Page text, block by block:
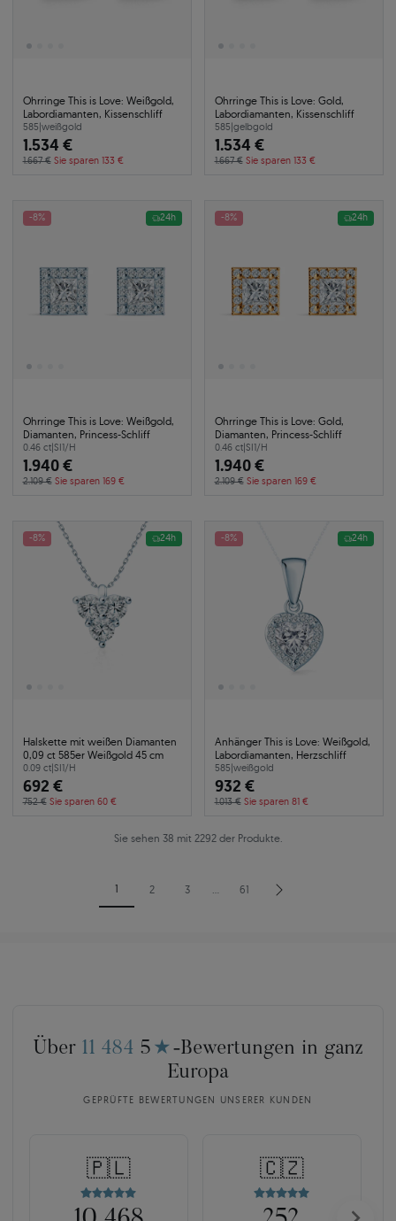
Ohrringe This is Love: Weißgold,
Labordiamanten, Kissenschliff
585|weißgold
1.534 €
1.667 € Sie sparen 133 €
Ohrringe This is Love: Gold,
Labordiamanten, Kissenschliff
585|gelbgold
1.534 €
1.667 € Sie sparen 133 €
-8% 24h
Ohrringe This is Love: Weißgold,
Diamanten, Princess-Schliff
0.46 ct|SI1/H
1.940 €
2.109 € Sie sparen 169 €
-8% 24h
Ohrringe This is Love: Gold,
Diamanten, Princess-Schliff
0.46 ct|SI1/H
1.940 €
2.109 € Sie sparen 169 €
-8% 24h
Halskette mit weißen Diamanten
0,09 ct 585er Weißgold 45 cm
0.09 ct|SI1/H
692 €
752 € Sie sparen 60 €
-8% 24h
Anhänger This is Love: Weißgold,
Labordiamanten, Herzschliff
585|weißgold
932 €
1.013 € Sie sparen 81 €
Sie sehen 38 mit 2292 der Produkte.
1 2 3 … 61
Über 11 484 5 ★ -Bewertungen in ganz
Europa
GEPRÜFTE BEWERTUNGEN UNSERER KUNDEN
🇵🇱 🇨🇿